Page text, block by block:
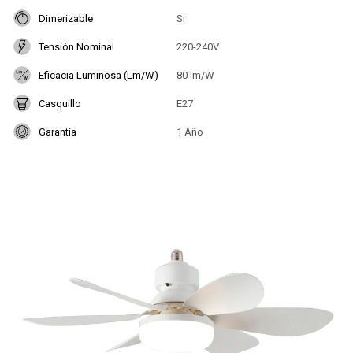
Dimerizable Si
Tensión Nominal 220-240V
Eficacia Luminosa (Lm/W) 80 lm/W
Casquillo E27
Garantía 1 Año